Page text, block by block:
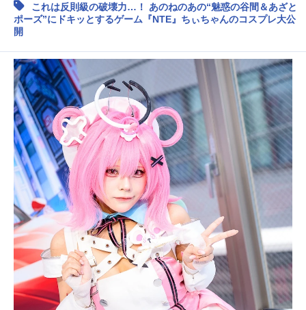
マンガ・ラノベ ゲーム・アプリ 音楽 コスプレ
2.5次元 配信・Vtuber 無料マンガ
最新記事一覧
アニメ記事一覧 声優記事一覧
アニメ映画一覧 実写化映画一覧
今期アニメ曜日別一覧
春アニメ 夏アニメ
秋アニメ 冬アニメ
男性声優/女性声優一覧
FOLLOW US
これは反則級の破壊力…！ あのねのあの“魅惑の谷間＆あざと
ポーズ”にドキッとするゲーム『NTE』ちぃちゃんのコスプレ大公
開